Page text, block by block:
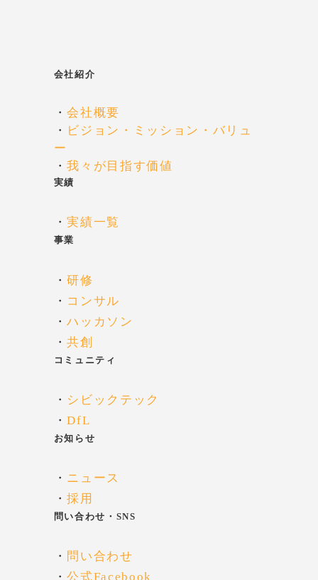
会社紹介
・会社概要
・ ビジョン・ミッション・バリュ
ー
・我々が目指す価値
実績
・実績一覧
事業
・研修
・ コンサル
・ハッカソン
・共創
コミュニティ
・ シビックテック
・DfL
お知らせ
・ ニュース
・採用
問い合わせ・SNS
・ 問い合わせ
・公式Facebook